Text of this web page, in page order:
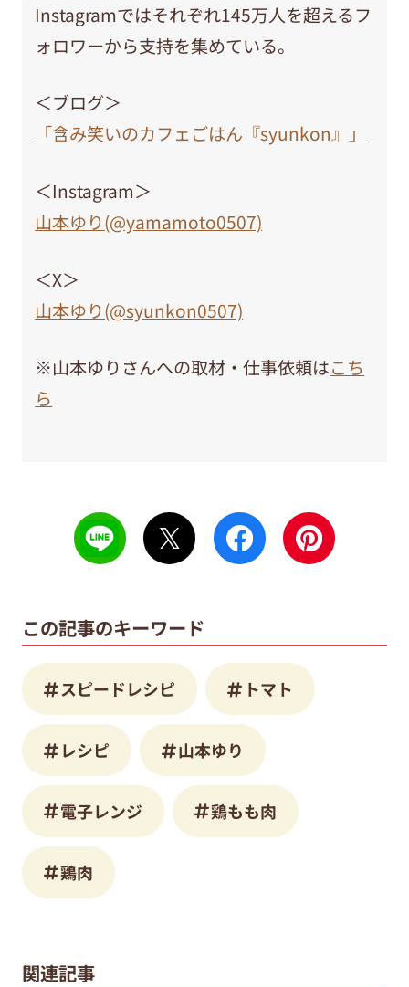
Instagramではそれぞれ145万人を超えるフ
ォロワーから支持を集めている。
＜ブログ＞
「含み笑いのカフェごはん『syunkon』」
＜Instagram＞
山本ゆり(@yamamoto0507)
＜X＞
山本ゆり(@syunkon0507)
※山本ゆりさんへの取材・仕事依頼はこち
ら
この記事のキーワード
スピードレシピ トマト
レシピ 山本ゆり
電子レンジ 鶏もも肉
鶏肉
関連記事